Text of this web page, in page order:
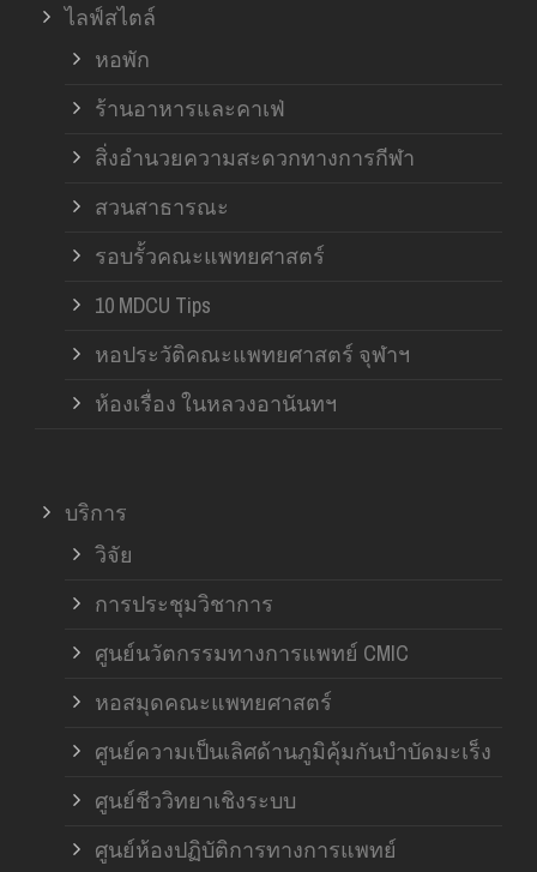
ไลฟ์สไตล์
หอพัก
ร้านอาหารและคาเฟ่
สิ่งอำนวยความสะดวกทางการกีฬา
สวนสาธารณะ
รอบรั้วคณะแพทยศาสตร์
10 MDCU Tips
หอประวัติคณะแพทยศาสตร์ จุฬาฯ
ห้องเรื่อง ในหลวงอานันทฯ
บริการ
วิจัย
การประชุมวิชาการ
ศูนย์นวัตกรรมทางการแพทย์ CMIC
หอสมุดคณะแพทยศาสตร์
ศูนย์ความเป็นเลิศด้านภูมิคุ้มกันบำบัดมะเร็ง
ศูนย์ชีววิทยาเชิงระบบ
ศูนย์ห้องปฏิบัติการทางการแพทย์